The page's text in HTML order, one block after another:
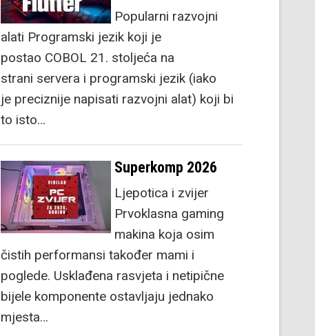
Popularni razvojni
alati Programski jezik koji je
postao COBOL 21. stoljeća na
strani servera i programski jezik (iako
je preciznije napisati razvojni alat) koji bi
to isto…
Superkomp 2026
Ljepotica i zvijer
Prvoklasna gaming
makina koja osim
čistih performansi također mami i
poglede. Usklađena rasvjeta i netipične
bijele komponente ostavljaju jednako
mjesta…